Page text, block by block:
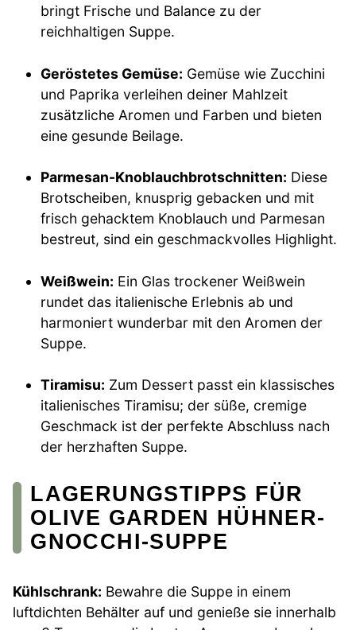
bringt Frische und Balance zu der
reichhaltigen Suppe.
Geröstetes Gemüse: Gemüse wie Zucchini
und Paprika verleihen deiner Mahlzeit
zusätzliche Aromen und Farben und bieten
eine gesunde Beilage.
Parmesan-Knoblauchbrotschnitten: Diese
Brotscheiben, knusprig gebacken und mit
frisch gehacktem Knoblauch und Parmesan
bestreut, sind ein geschmackvolles Highlight.
Weißwein: Ein Glas trockener Weißwein
rundet das italienische Erlebnis ab und
harmoniert wunderbar mit den Aromen der
Suppe.
Tiramisu: Zum Dessert passt ein klassisches
italienisches Tiramisu; der süße, cremige
Geschmack ist der perfekte Abschluss nach
der herzhaften Suppe.
LAGERUNGSTIPPS FÜR
OLIVE GARDEN HÜHNER-
GNOCCHI-SUPPE
Kühlschrank: Bewahre die Suppe in einem
luftdichten Behälter auf und genieße sie innerhalb